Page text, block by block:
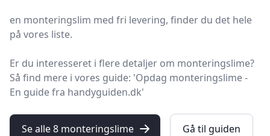
en monteringslim med fri levering, finder du det hele
på vores liste.
Er du interesseret i flere detaljer om monteringslime?
Så find mere i vores guide: 'Opdag monteringslime -
En guide fra handyguiden.dk'
Se alle 8 monteringslime Gå til guiden